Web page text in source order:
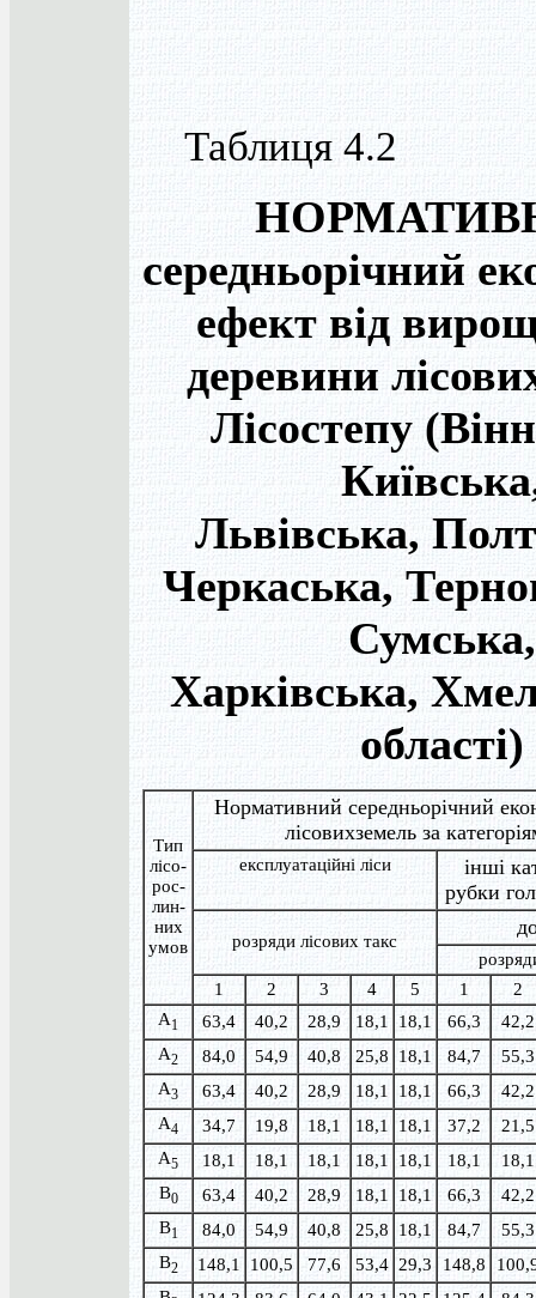
Таблиця 4.2
середньорічний
ефект від
деревини
Лісостепу
Львівська,
Черкаська,
Сумська,
Харківська,
області)
Тип
лісо-
рос-
лин-
них
умов
Нормативний середньорічний
лісовихземель за
експлуатаційні ліси
інші
рубки
розряди лісових такс
1
2 3 4 5 1
2
A1 63,4 40,2 28,9 18,1 18,1 66,3
42,2
A2 84,0 54,9 40,8 25,8 18,1 84,7
55,3
A3 63,4 40,2 28,9 18,1 18,1 66,3
42,2
A4 34,7 19,8 18,1 18,1 18,1 37,2
21,5
A5 18,1 18,1 18,1 18,1 18,1 18,1
18,1
B0 63,4 40,2 28,9 18,1 18,1 66,3
42,2
B1 84,0 54,9 40,8 25,8 18,1 84,7
55,3
B2 148,1 100,5 77,6 53,4 29,3 148,8